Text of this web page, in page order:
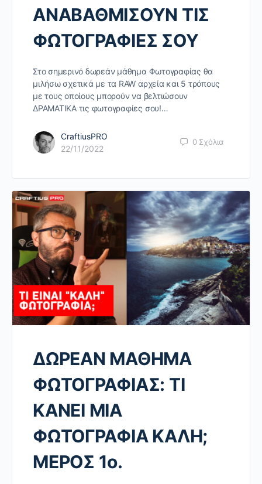
ΑΝΑΒΑΘΜΙΣΟΥΝ ΤΙΣ
ΦΩΤΟΓΡΑΦΙΕΣ ΣΟΥ
Στο σημερινό δωρεάν μάθημα Φωτογραφίας θα
μιλήσω σχετικά με τα RAW αρχεία και 5 τρόπους
με τους οποίους μπορούν να βελτιώσουν
ΔΡΑΜΑΤΙΚΑ τις φωτογραφίες σου!…
CraftiusPRO
22/11/2022
0 Σχόλια
ΔΩΡΕΑΝ ΜΑΘΗΜΑ
ΦΩΤΟΓΡΑΦΙΑΣ: ΤΙ
ΚΑΝΕΙ ΜΙΑ
ΦΩΤΟΓΡΑΦΙΑ ΚΑΛΗ;
ΜΕΡΟΣ 1ο.